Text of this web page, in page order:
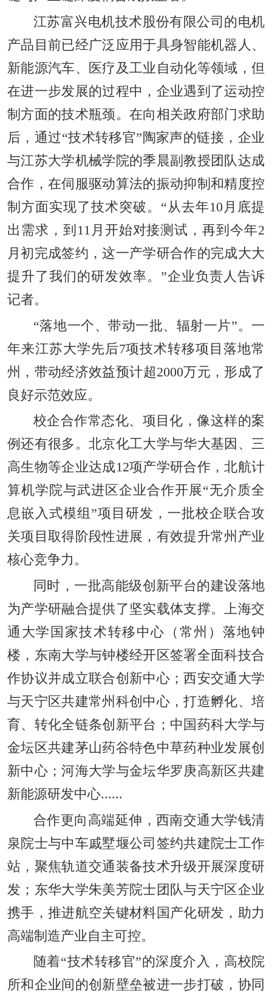
江苏富兴电机技术股份有限公司的电机
产品目前已经广泛应用于具身智能机器人、
新能源汽车、医疗及工业自动化等领域，但
在进一步发展的过程中，企业遇到了运动控
制方面的技术瓶颈。在向相关政府部门求助
后，通过“技术转移官”陶家声的链接，企业
与江苏大学机械学院的季晨副教授团队达成
合作，在伺服驱动算法的振动抑制和精度控
制方面实现了技术突破。“从去年10月底提
出需求，到11月开始对接测试，再到今年2
月初完成签约，这一产学研合作的完成大大
提升了我们的研发效率。”企业负责人告诉
记者。
“落地一个、带动一批、辐射一片”。一
年来江苏大学先后7项技术转移项目落地常
州，带动经济效益预计超2000万元，形成了
良好示范效应。
校企合作常态化、项目化，像这样的案
例还有很多。北京化工大学与华大基因、三
高生物等企业达成12项产学研合作，北航计
算机学院与武进区企业合作开展“无介质全
息嵌入式模组”项目研发，一批校企联合攻
关项目取得阶段性进展，有效提升常州产业
核心竞争力。
同时，一批高能级创新平台的建设落地
为产学研融合提供了坚实载体支撑。上海交
通大学国家技术转移中心（常州）落地钟
楼，东南大学与钟楼经开区签署全面科技合
作协议并成立联合创新中心；西安交通大学
与天宁区共建常州科创中心，打造孵化、培
育、转化全链条创新平台；中国药科大学与
金坛区共建茅山药谷特色中草药种业发展创
新中心；河海大学与金坛华罗庚高新区共建
新能源研发中心......
合作更向高端延伸，西南交通大学钱清
泉院士与中车戚墅堰公司签约共建院士工作
站，聚焦轨道交通装备技术升级开展深度研
发；东华大学朱美芳院士团队与天宁区企业
携手，推进航空关键材料国产化研发，助力
高端制造产业自主可控。
随着“技术转移官”的深度介入，高校院
所和企业间的创新壁垒被进一步打破，协同